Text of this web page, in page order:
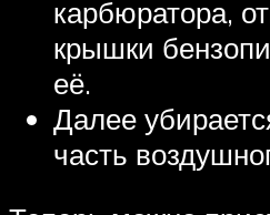
карбюратора,
крышки
её.
Далее
часть